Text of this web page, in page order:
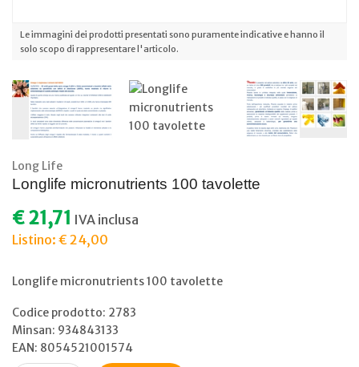
Le immagini dei prodotti presentati sono puramente indicative e hanno il
solo scopo di rappresentare l'articolo.
Long Life
Longlife micronutrients 100 tavolette
€ 21,71 IVA inclusa
Listino: € 24,00
Longlife micronutrients 100 tavolette
Codice prodotto: 2783
Minsan: 934843133
EAN: 8054521001574